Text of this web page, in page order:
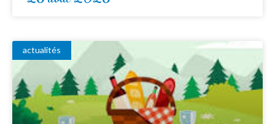
actualités